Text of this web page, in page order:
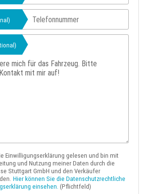
Einwilligungserklärung gelesen und bin mit
und Nutzung meiner Daten durch die
Stuttgart GmbH und den Verkäufer
Hier können Sie die Datenschutzrechtliche
einsehen. (Pflichtfeld)